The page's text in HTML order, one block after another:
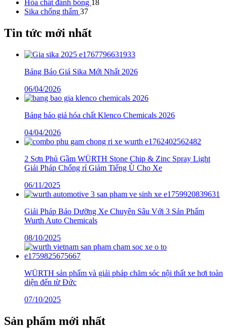
Hóa chất đánh bóng 18
Sika chống thấm 37
Tin tức mới nhất
Bảng Báo Giá Sika Mới Nhất 2026
06/04/2026
Bảng báo giá hóa chất Klenco Chemicals 2026
04/04/2026
2 Sơn Phủ Gầm WÜRTH Stone Chip & Zinc Spray Light
Giải Pháp Chống rỉ Giảm Tiếng Ù Cho Xe
06/11/2025
Giải Pháp Bảo Dưỡng Xe Chuyên Sâu Với 3 Sản Phẩm
Wurth Auto Chemicals
08/10/2025
WÜRTH sản phẩm và giải pháp chăm sóc nội thất xe hơi toàn
diện đến từ Đức
07/10/2025
Sản phẩm mới nhất